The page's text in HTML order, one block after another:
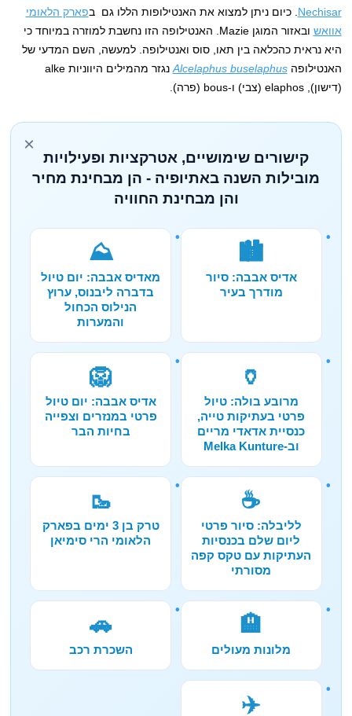
Nechisar . כיום ניתן למצוא את האנטילופות הללו גם בפארק הלאומי
אוואש
ובאזור המוגן Mazie. האנטילופה הזו נחשבת למוזרה במיוחד כי
היא נראית כהכלאה בין תאו, סוס ואנטילופה. למעשה, השם המדעי של
האנטילופהAlcelaphus buselaphus
נגזר מהמילים היווניות alke
(דישון), elaphos (צבי) ו-bous (פרה).
×
קישורים שימושיים, אטרקציות ופעילויות
מובילות השנה באתיופיה - הן מבחינת מחיר
והן מבחינת החוויה
🏙️
אדיס אבבה: סיור
מודרך בעיר
⛰️
מאדיס אבבה: יום טיול
בדברה ליבנוס, ערוץ
הנילוס הכחול
והמערות
🏺
מרובע בולה: טיול
פרטי בעתיקות טייה,
כנסיית אדאדי מריים
וב-Melka Kunture
🦁
אדיס אבבה: יום טיול
פרטי במנזרים וצפייה
בחיות הבר
☕
לליבלה: סיור פרטי
ליום שלם בכנסיות
העתיקות עם טקס קפה
מסורתי
🥾
טרק בן 3 ימים בפארק
הלאומי הרי סימיאן
🏨
מלונות מעולים
🚗
השכרת רכב
✈️